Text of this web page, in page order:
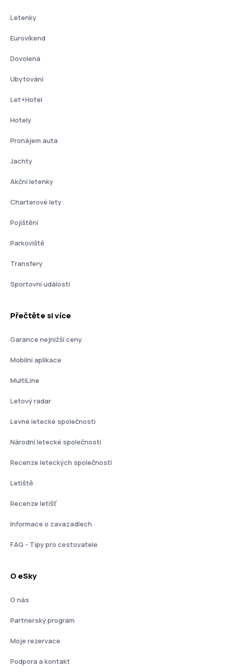
Letenky
Eurovíkend
Dovolená
Ubytování
Let+Hotel
Hotely
Pronájem auta
Jachty
Akční letenky
Charterové lety
Pojištění
Parkoviště
Transfery
Sportovní události
Přečtěte si více
Garance nejnižší ceny
Mobilní aplikace
MultiLine
Letový radar
Levné letecké společnosti
Národní letecké společnosti
Recenze leteckých společností
Letiště
Recenze letišť
Informace o zavazadlech
FAQ - Tipy pro cestovatele
O eSky
O nás
Partnerský program
Moje rezervace
Podpora a kontakt